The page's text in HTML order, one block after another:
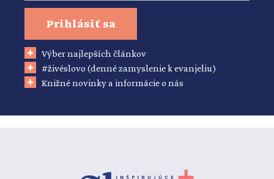
Prihlásiť sa
Výber najlepších článkov
#živéslovo (denné zamyslenie k evanjeliu)
Knižné novinky a informácie o nás